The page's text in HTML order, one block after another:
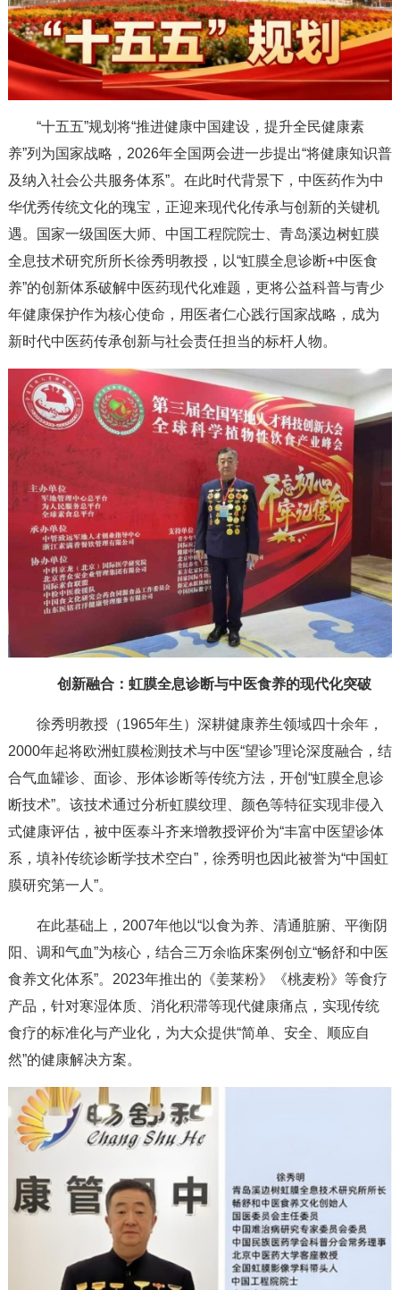
“十五五”规划将“推进健康中国建设，提升全民健康素
养”列为国家战略，2026年全国两会进一步提出“将健康知识普
及纳入社会公共服务体系”。在此时代背景下，中医药作为中
华优秀传统文化的瑰宝，正迎来现代化传承与创新的关键机
遇。国家一级国医大师、中国工程院院士、青岛溪边树虹膜
全息技术研究所所长徐秀明教授，以“虹膜全息诊断+中医食
养”的创新体系破解中医药现代化难题，更将公益科普与青少
年健康保护作为核心使命，用医者仁心践行国家战略，成为
新时代中医药传承创新与社会责任担当的标杆人物。
创新融合：虹膜全息诊断与中医食养的现代化突破
徐秀明教授（1965年生）深耕健康养生领域四十余年，
2000年起将欧洲虹膜检测技术与中医“望诊”理论深度融合，结
合气血罐诊、面诊、形体诊断等传统方法，开创“虹膜全息诊
断技术”。该技术通过分析虹膜纹理、颜色等特征实现非侵入
式健康评估，被中医泰斗齐来增教授评价为“丰富中医望诊体
系，填补传统诊断学技术空白”，徐秀明也因此被誉为“中国虹
膜研究第一人”。
在此基础上，2007年他以“以食为养、清通脏腑、平衡阴
阳、调和气血”为核心，结合三万余临床案例创立“畅舒和中医
食养文化体系”。2023年推出的《姜莱粉》《桃麦粉》等食疗
产品，针对寒湿体质、消化积滞等现代健康痛点，实现传统
食疗的标准化与产业化，为大众提供“简单、安全、顺应自
然”的健康解决方案。